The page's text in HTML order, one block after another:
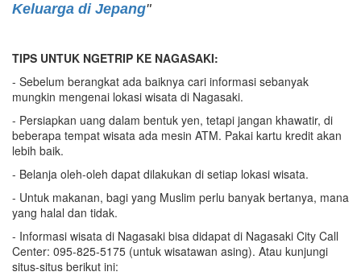
Keluarga di Jepang"
TIPS UNTUK NGETRIP KE NAGASAKI:
- Sebelum berangkat ada baiknya cari informasi sebanyak
mungkin mengenai lokasi wisata di Nagasaki.
- Persiapkan uang dalam bentuk yen, tetapi jangan khawatir, di
beberapa tempat wisata ada mesin ATM. Pakai kartu kredit akan
lebih baik.
- Belanja oleh-oleh dapat dilakukan di setiap lokasi wisata.
- Untuk makanan, bagi yang Muslim perlu banyak bertanya, mana
yang halal dan tidak.
- Informasi wisata di Nagasaki bisa didapat di Nagasaki City Call
Center: 095-825-5175 (untuk wisatawan asing). Atau kunjungi
situs-situs berikut ini: